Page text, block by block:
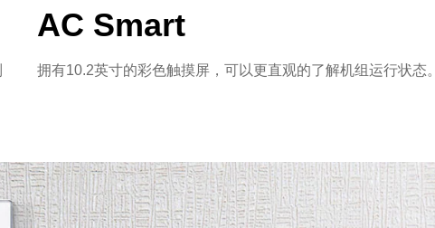
AC Smart
拥有10.2英寸的彩色触摸屏，可以更直观的了解机组运行状态。